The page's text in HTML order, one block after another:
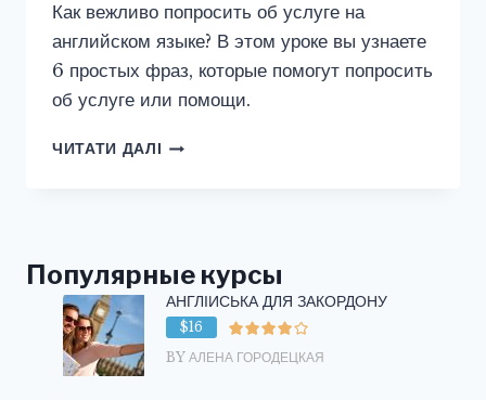
Как вежливо попросить об услуге на
английском языке? В этом уроке вы узнаете
6 простых фраз, которые помогут попросить
об услуге или помощи.
ЧИТАТИ ДАЛІ 6
АНГЛИЙСКОМИ
Популярные курсы
АНГЛІЙСЬКА ДЛЯ ЗАКОРДОНУ
$16
BY АЛЕНА ГОРОДЕЦКАЯ